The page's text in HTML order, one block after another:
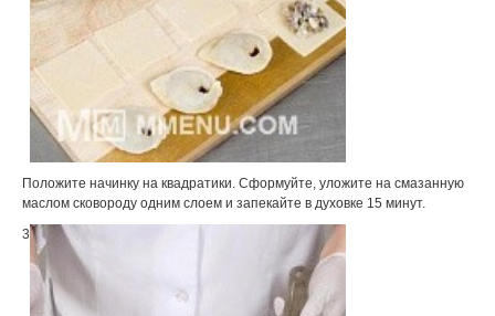
Положите начинку на квадратики. Сформуйте, уложите на смазанную
маслом сковороду одним слоем и запекайте в духовке 15 минут.
3